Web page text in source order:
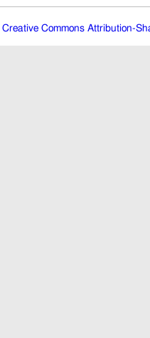
Creative Commons Attribution-